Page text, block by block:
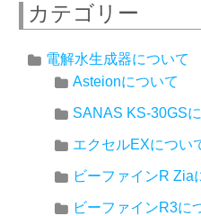
カテゴリー
電解水生成器について
Asteionについて
SANAS KS-30GS
エクセルEXについ
ビーファインR Zia
ビーファインR3に